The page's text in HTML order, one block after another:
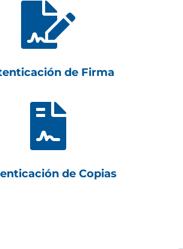

de Firma

de Copias